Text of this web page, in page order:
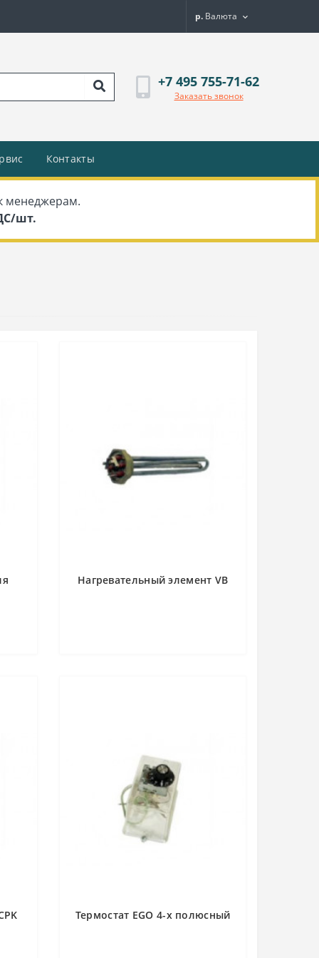
р. Валюта
+7 495 755-71-62
Заказать звонок
Контакты
менеджерам.
шт.
Нагревательный элемент VB
Термостат EGO 4-х полюсный